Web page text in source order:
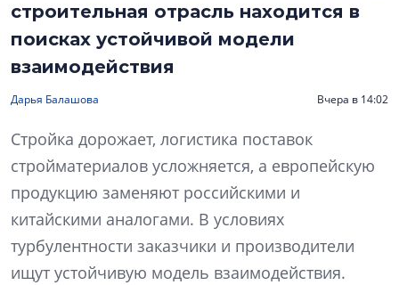
строительная отрасль находится в
поисках устойчивой модели
взаимодействия
Дарья Балашова Вчера в 14:02
Стройка дорожает, логистика поставок
стройматериалов усложняется, а европейскую
продукцию заменяют российскими и
китайскими аналогами. В условиях
турбулентности заказчики и производители
ищут устойчивую модель взаимодействия.